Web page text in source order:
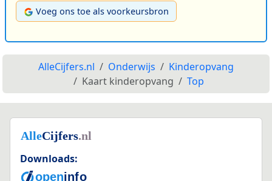
Voeg ons toe als voorkeursbron
AlleCijfers.nl Onderwijs
Kinderopvang
Kaart kinderopvang
Top
Downloads: